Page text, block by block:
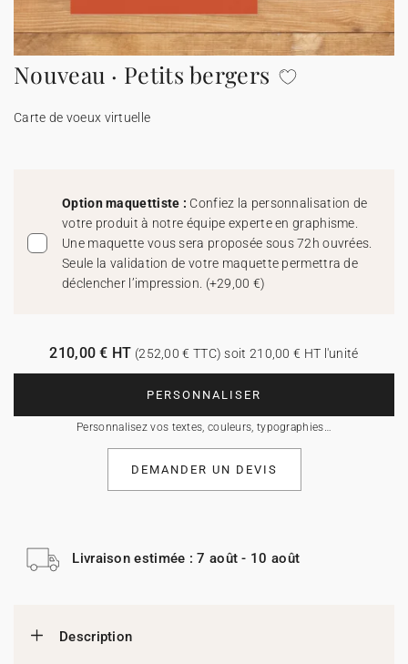
Carte de voeux 100% personnalisable
★ Demande d'échantillons
Produits sur mesure
Cartes postales
Présentoirs comptoir
Stickers
Nouveau · Petits bergers
Carte de voeux virtuelle
Option maquettiste : Confiez la personnalisation de
votre produit à notre équipe experte en graphisme.
Une maquette vous sera proposée sous 72h ouvrées.
Seule la validation de votre maquette permettra de
déclencher l’impression. (+29,00 €)
PERSONNALISER
Personnalisez vos textes, couleurs, typographies…
210,00 € HT (252,00 € TTC) soit 210,00 € HT l'unité
DEMANDER UN DEVIS
Livraison estimée : 7 août - 10 août
Description